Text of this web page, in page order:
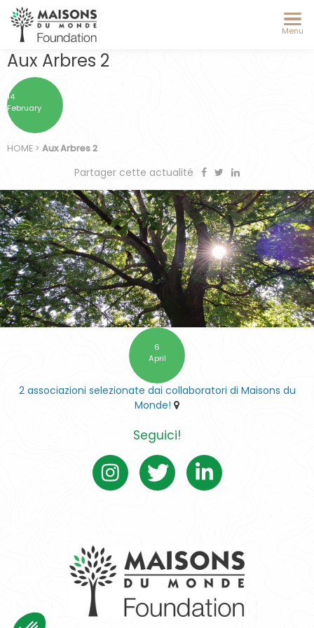
Menu
Aux Arbres 2
14
February
HOME > Aux Arbres 2
Partager cette actualité
6
April
2 associazioni selezionate dai collaboratori di Maisons du
Monde!
Seguici!